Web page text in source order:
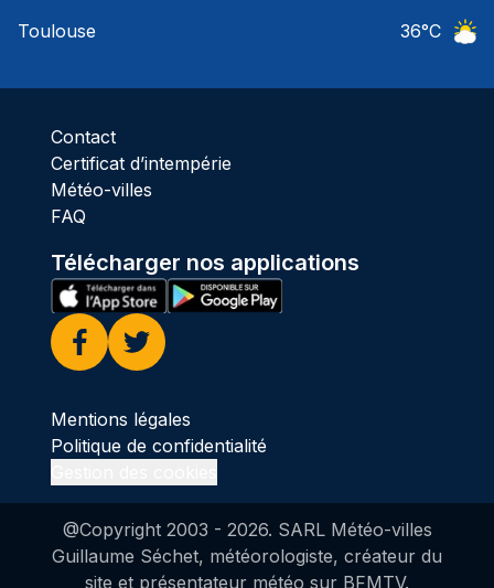
Toulouse
36°C
Contact
Certificat d’intempérie
Météo-villes
FAQ
Télécharger nos applications
Facebook
Twitter
Mentions légales
Politique de confidentialité
@Copyright 2003 - 2026. SARL Météo-villes
Guillaume Séchet, météorologiste, créateur du
site et présentateur météo sur BFMTV.